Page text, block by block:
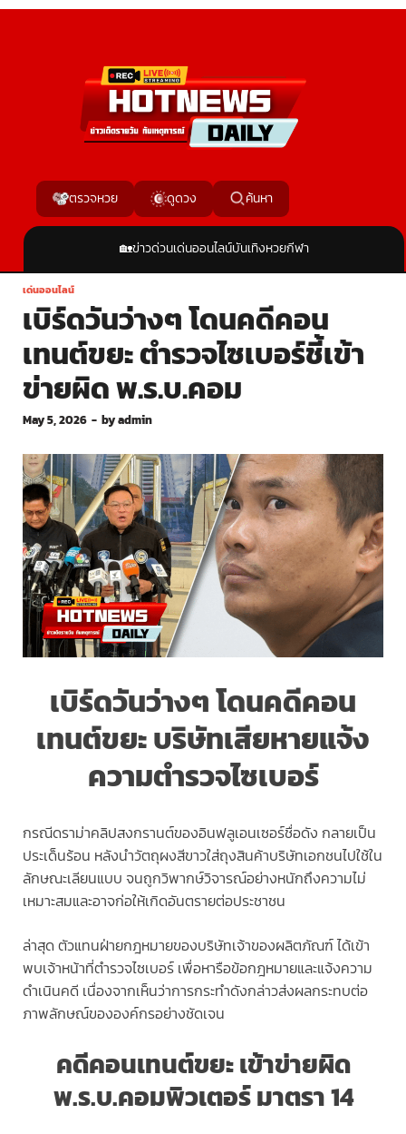
ตรวจหวย ดูดวง ค้นหา
🏡ข่าวด่วนเด่นออนไลน์บันเทิงหวยกีฬา
เด่นออนไลน์
เบิร์ดวันว่างๆ โดนคดีคอน
เทนต์ขยะ ตำรวจไซเบอร์ชี้เข้า
ข่ายผิด พ.ร.บ.คอม
May 5, 2026 - byadmin
เบิร์ดวันว่างๆ โดนคดีคอน
เทนต์ขยะ บริษัทเสียหายแจ้ง
ความตำรวจไซเบอร์
กรณีดราม่าคลิปสงกรานต์ของอินฟลูเอนเซอร์ชื่อดัง กลายเป็น
ประเด็นร้อน หลังนำวัตถุผงสีขาวใส่ถุงสินค้าบริษัทเอกชนไปใช้ใน
ลักษณะเลียนแบบ จนถูกวิพากษ์วิจารณ์อย่างหนักถึงความไม่
เหมาะสมและอาจก่อให้เกิดอันตรายต่อประชาชน
ล่าสุด ตัวแทนฝ่ายกฎหมายของบริษัทเจ้าของผลิตภัณฑ์ ได้เข้า
พบเจ้าหน้าที่ตำรวจไซเบอร์ เพื่อหารือข้อกฎหมายและแจ้งความ
ดำเนินคดี เนื่องจากเห็นว่าการกระทำดังกล่าวส่งผลกระทบต่อ
ภาพลักษณ์ขององค์กรอย่างชัดเจน
คดีคอนเทนต์ขยะ เข้าข่ายผิด
พ.ร.บ.คอมพิวเตอร์ มาตรา 14